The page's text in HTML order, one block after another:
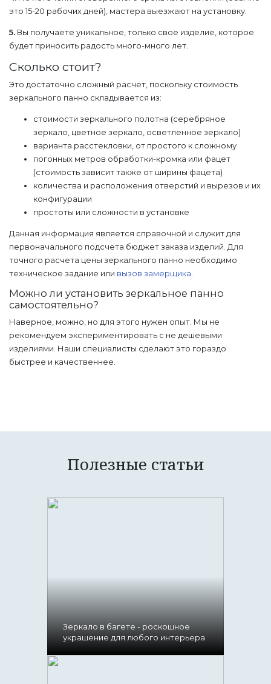
это 15-20 рабочих дней), мастера выезжают на установку.
5. Вы получаете уникальное, только свое изделие, которое
будет приносить радость много-много лет.
Сколько стоит?
Это достаточно сложный расчет, поскольку стоимость
зеркального панно складывается из:
стоимости зеркального полотна (серебряное
зеркало, цветное зеркало, осветленное зеркало)
варианта расстекловки, от простого к сложному
погонных метров обработки-кромка или фацет
(стоимость зависит также от ширины фацета)
количества и расположения отверстий и вырезов и их
конфигурации
простоты или сложности в установке
Данная информация является справочной и служит для
первоначального подсчета бюджет заказа изделий. Для
точного расчета цены зеркального панно необходимо
техническое задание или вызов замерщика
Можно ли установить зеркальное панно
самостоятельно?
Наверное, можно, но для этого нужен опыт. Мы не
рекомендуем экспериментировать с не дешевыми
изделиями. Наши специалисты сделают это гораздо
быстрее и качественнее.
Полезные статьи
Зеркало в багете - роскошное
украшение для любого интерьера